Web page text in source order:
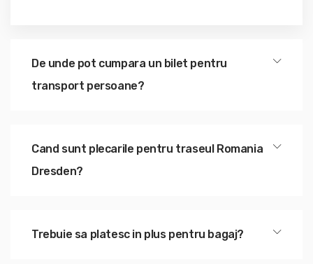
De unde pot cumpara un bilet pentru
transport persoane?
Cand sunt plecarile pentru traseul Romania
Dresden?
Trebuie sa platesc in plus pentru bagaj?